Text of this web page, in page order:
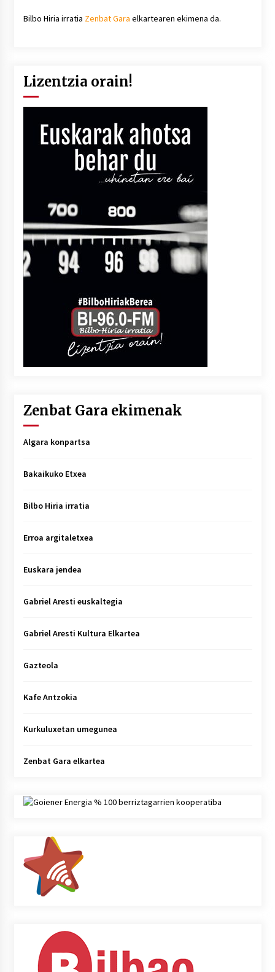
Bilbo Hiria irratia Zenbat Gara elkartearen ekimena da.
Lizentzia orain!
Zenbat Gara ekimenak
Algara konpartsa
Bakaikuko Etxea
Bilbo Hiria irratia
Erroa argitaletxea
Euskara jendea
Gabriel Aresti euskaltegia
Gabriel Aresti Kultura Elkartea
Gazteola
Kafe Antzokia
Kurkuluxetan umegunea
Zenbat Gara elkartea